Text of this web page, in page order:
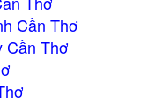
Cần Thơ
Cần Thơ